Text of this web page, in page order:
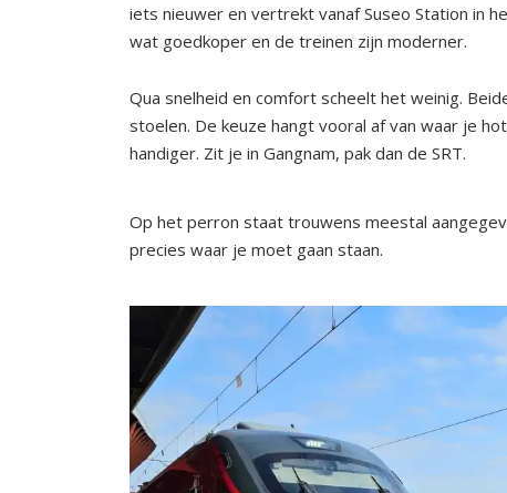
iets nieuwer en vertrekt vanaf Suseo Station in
wat goedkoper en de treinen zijn moderner.
Qua snelheid en comfort scheelt het weinig.
stoelen. De keuze hangt vooral af van waar je
handiger. Zit je in Gangnam, pak dan de SRT.
Op het perron staat trouwens meestal
precies waar je moet gaan staan.